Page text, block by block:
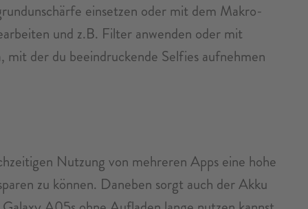
einsetzen oder mit dem Makro-
und z.B. Filter anwenden oder mit
der du beeindruckende Selfies aufnehmen
Nutzung von mehreren Apps eine hohe
zu können. Daneben sorgt auch der Akku